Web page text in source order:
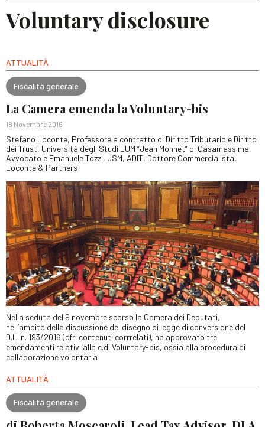
Voluntary disclosure
ATTUALITÀ
Fiscalità generale
La Camera emenda la Voluntary-bis
18 Novembre 2016
Stefano Loconte, Professore a contratto di Diritto Tributario e Diritto
dei Trust, Università degli Studi LUM “Jean Monnet” di Casamassima,
Avvocato e Emanuele Tozzi, JSM, ADIT, Dottore Commercialista,
Loconte & Partners
Nella seduta del 9 novembre scorso la Camera dei Deputati,
nell’ambito della discussione del disegno di legge di conversione del
D.L. n. 193/2016 (cfr. contenuti corrrelati), ha approvato tre
emendamenti relativi alla c.d. Voluntary-bis, ossia alla procedura di
collaborazione volontaria
ATTUALITÀ
Fiscalità generale